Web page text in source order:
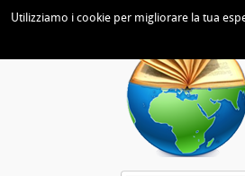
Utilizziamo i cookie per migliorare la tua